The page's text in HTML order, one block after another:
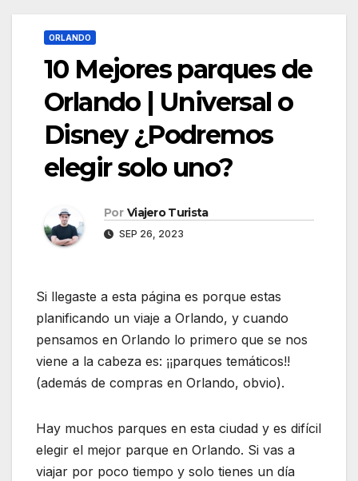
ORLANDO
10 Mejores parques de
Orlando | Universal o
Disney ¿Podremos
elegir solo uno?
Por Viajero Turista
SEP 26, 2023
Si llegaste a esta página es porque estas
planificando un viaje a Orlando, y cuando
pensamos en Orlando lo primero que se nos
viene a la cabeza es: ¡¡parques temáticos!!
(además de compras en Orlando, obvio).
Hay muchos parques en esta ciudad y es difícil
elegir el mejor parque en Orlando. Si vas a
viajar por poco tiempo y solo tienes un día